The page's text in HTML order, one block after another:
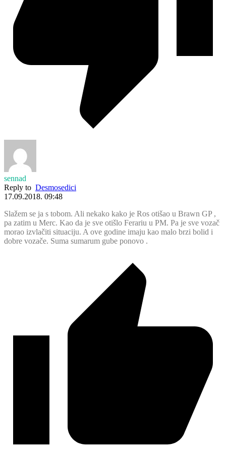
sennad
Reply to Desmosedici
17.09.2018. 09:48
Slažem se ja s tobom. Ali nekako kako je Ros otišao u Brawn GP ,
pa zatim u Merc. Kao da je sve otišlo Ferariu u PM. Pa je sve vozač
morao izvlačiti situaciju. A ove godine imaju kao malo brzi bolid i
dobre vozače. Suma sumarum gube ponovo .